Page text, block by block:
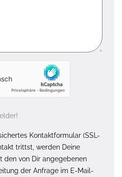
Kontaktformular (SSL-
trittst, werden Deine
den von Dir angegebenen
der Anfrage im E-Mail-